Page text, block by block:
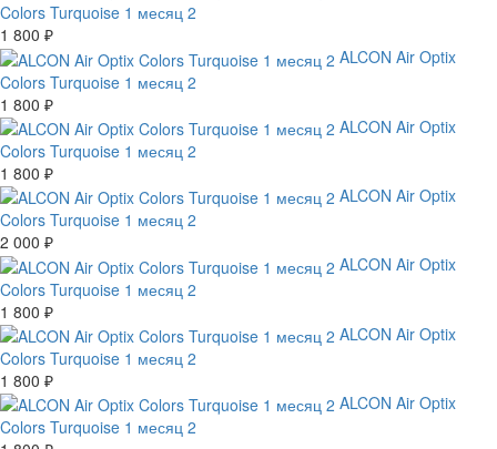
Colors Turquoise 1 месяц 2
1 800 ₽
ALCON Air Optix
Colors Turquoise 1 месяц 2
1 800 ₽
ALCON Air Optix
Colors Turquoise 1 месяц 2
1 800 ₽
ALCON Air Optix
Colors Turquoise 1 месяц 2
2 000 ₽
ALCON Air Optix
Colors Turquoise 1 месяц 2
1 800 ₽
ALCON Air Optix
Colors Turquoise 1 месяц 2
1 800 ₽
ALCON Air Optix
Colors Turquoise 1 месяц 2